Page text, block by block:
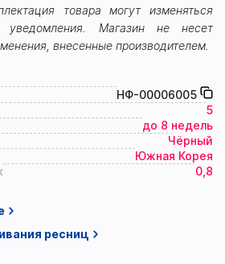
товара могут изменяться
уведомления. Магазин не несет
внесенные производителем.
НФ-00006005
5
до 8 недель
Чёрный
Южная Корея
0,8
ресниц